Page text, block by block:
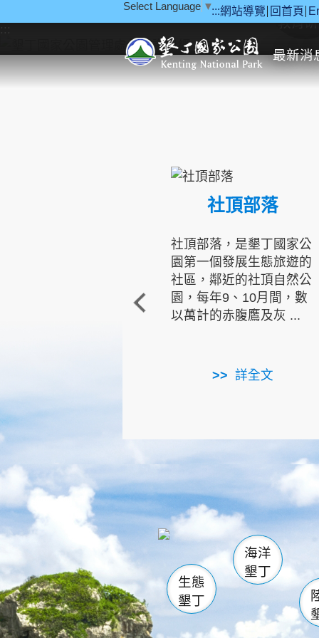
:::網站導覽 回首頁
Select Language ▼
最新消
::: 教育
社頂部落
社頂部落，是墾丁國家公
園第一個發展生態旅遊的
社區，鄰近的社頂自然公
園，每年9、10月間，數
以萬計的赤腹鷹及灰 ...
詳全文
龜山 海生館
恆春
龍鑾潭自
瓊麻館
關山
白砂
生態
墾丁
海洋
墾丁